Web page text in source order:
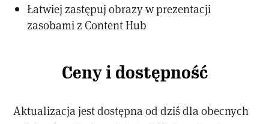
Łatwiej zastępuj obrazy w prezentacji
zasobami z Content Hub
Ceny i dostępność
Aktualizacja jest dostępna od dziś dla obecnych